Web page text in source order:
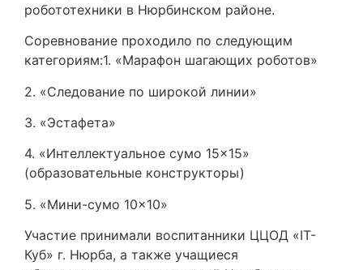
робототехники в Нюрбинском районе.
Соревнование проходило по следующим
категориям:1. «Марафон шагающих роботов»
2. «Следование по широкой линии»
3. «Эстафета»
4. «Интеллектуальное сумо 15×15»
(образовательные конструкторы)
5. «Мини-сумо 10×10»
Участие принимали воспитанники ЦЦОД «IT-
Куб» г. Нюрба, а также учащиеся